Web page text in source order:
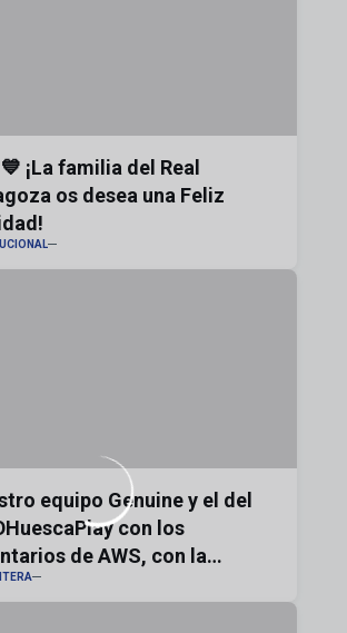
¡La familia del Real
os desea una Feliz
equipo Genuine y el del
con los
de AWS, con la
de Aragón